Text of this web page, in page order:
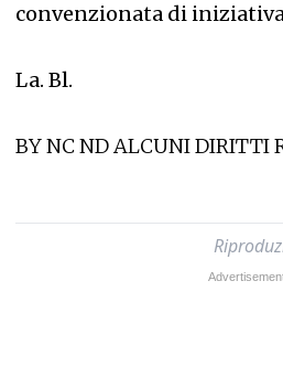
convenzionata di
La. Bl.
BY NC ND ALCUNI DIRITTI